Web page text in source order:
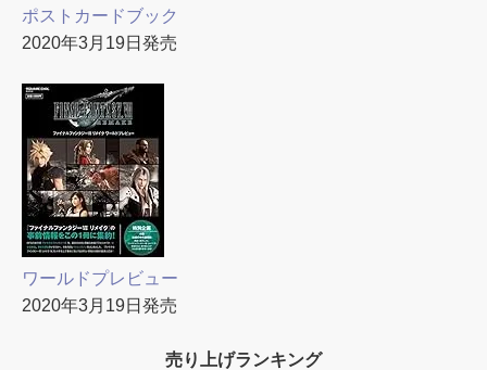
ポストカードブック
2020年3月19日発売
ワールドプレビュー
2020年3月19日発売
売り上げランキング